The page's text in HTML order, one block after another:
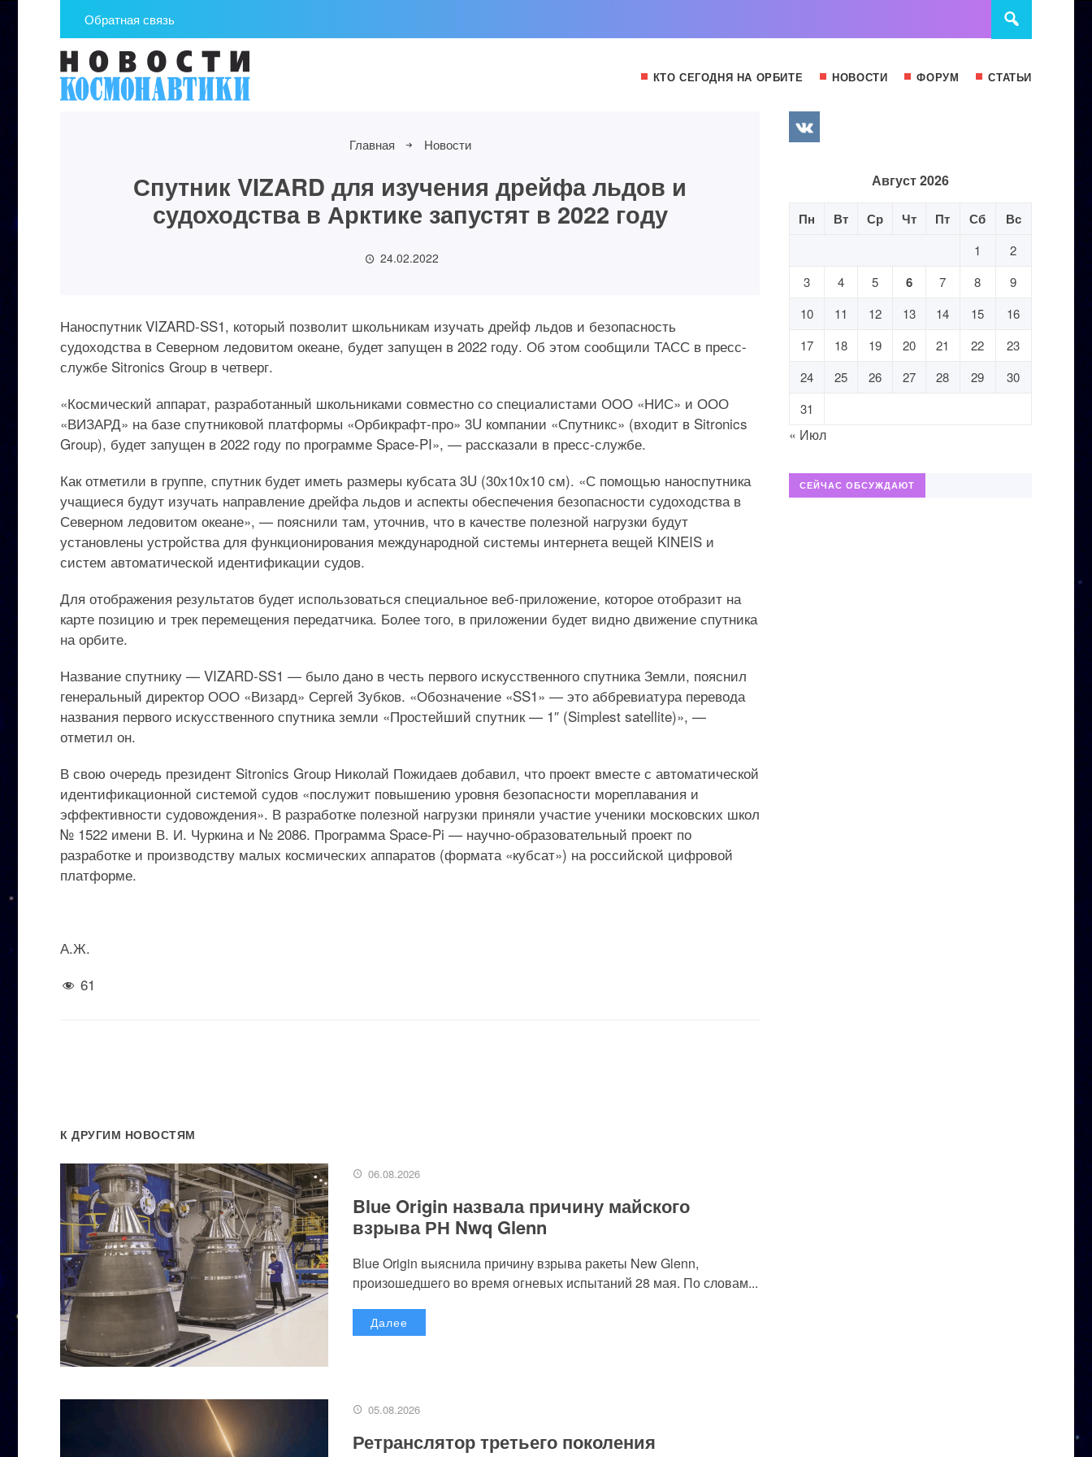
Обратная связь
КТО СЕГОДНЯ НА ОРБИТЕ НОВОСТИ ФОРУМ СТАТЬИ
Главная Новости
Спутник VIZARD для изучения дрейфа льдов и
судоходства в Арктике запустят в 2022 году
24.02.2022
Наноспутник VIZARD-SS1, который позволит школьникам изучать дрейф льдов и безопасность
судоходства в Северном ледовитом океане, будет запущен в 2022 году. Об этом сообщили ТАСС в пресс-
службе Sitronics Group в четверг.
«Космический аппарат, разработанный школьниками совместно со специалистами ООО «НИС» и ООО
«ВИЗАРД» на базе спутниковой платформы «Орбикрафт-про» 3U компании «Спутникс» (входит в Sitronics
Group), будет запущен в 2022 году по программе Space-PI», — рассказали в пресс-службе.
Как отметили в группе, спутник будет иметь размеры кубсата 3U (30х10х10 см). «С помощью наноспутника
учащиеся будут изучать направление дрейфа льдов и аспекты обеспечения безопасности судоходства в
Северном ледовитом океане», — пояснили там, уточнив, что в качестве полезной нагрузки будут
установлены устройства для функционирования международной системы интернета вещей KINEIS и
систем автоматической идентификации судов.
Для отображения результатов будет использоваться специальное веб-приложение, которое отобразит на
карте позицию и трек перемещения передатчика. Более того, в приложении будет видно движение спутника
на орбите.
Название спутнику — VIZARD-SS1 — было дано в честь первого искусственного спутника Земли, пояснил
генеральный директор ООО «Визард» Сергей Зубков. «Обозначение «SS1» — это аббревиатура перевода
названия первого искусственного спутника земли «Простейший спутник — 1″ (Simplest satellite)», —
отметил он.
В свою очередь президент Sitronics Group Николай Пожидаев добавил, что проект вместе с автоматической
идентификационной системой судов «послужит повышению уровня безопасности мореплавания и
эффективности судовождения». В разработке полезной нагрузки приняли участие ученики московских школ
№ 1522 имени В. И. Чуркина и № 2086. Программа Space-Pi — научно-образовательный проект по
разработке и производству малых космических аппаратов (формата «кубсат») на российской цифровой
платформе.
А.Ж.
61
К ДРУГИМ НОВОСТЯМ
06.08.2026
Blue Origin назвала причину майского
взрыва РН Nwq Glenn
Blue Origin выяснила причину взрыва ракеты New Glenn,
произошедшего во время огневых испытаний 28 мая. По словам...
Далее
05.08.2026
Ретранслятор третьего поколения
Август 2026
Пн Вт Ср Чт Пт Сб Вс
1
2
3
4 5 6 7 8
9
10
11 12 13 14 15
16
17
18 19 20 21 22
23
24
25 26 27 28 29
30
31
« Июл
СЕЙЧАС ОБСУЖДАЮТ